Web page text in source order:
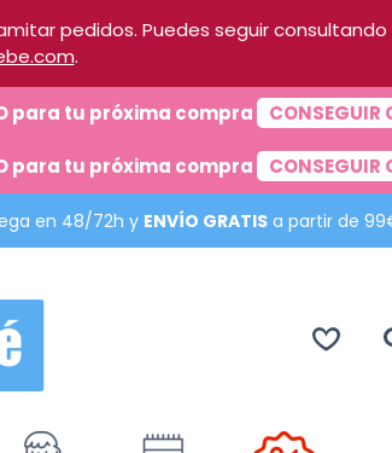
pedidos. Puedes seguir
.
para tu próxima compra CONSEGUIR
para tu próxima compra CONSEGUIR
en 48/72h y ENVÍO GRATIS a partir de